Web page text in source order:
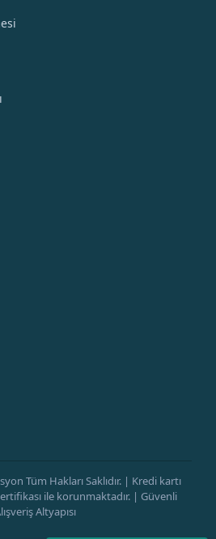
Tüm Hakları Saklıdır. | Kredi kartı
ile korunmaktadır. | Güvenli
Altyapısı